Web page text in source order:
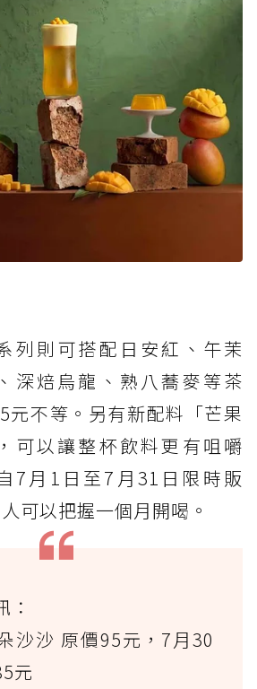
列則可搭配日安紅、午茉
深焙烏龍、熟八蕎麥等茶
元不等。另有新配料「芒果
可以讓整杯飲料更有咀嚼
7月1日至7月31日限時販
可以把握一個月開喝。
沙沙 原價95元，7月30
元